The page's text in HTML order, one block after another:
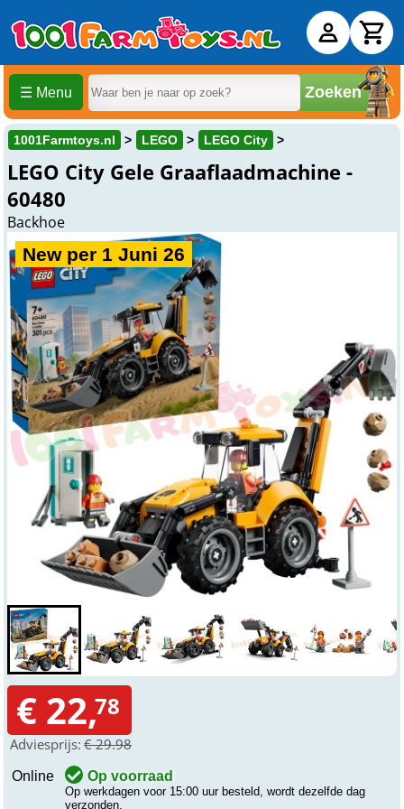
☰ Menu Zoeken
1001Farmtoys.nl LEGO LEGO City
LEGO City Gele Graaflaadmachine -
60480
Backhoe
New per 1 Juni 26
€ 22,78
Adviesprijs: € 29.98
Online Op voorraad
Op werkdagen voor 15:00 uur besteld, wordt dezelfde dag
verzonden.